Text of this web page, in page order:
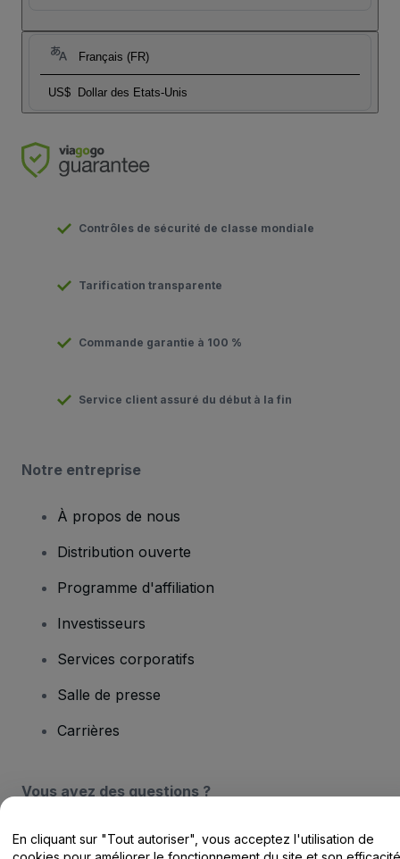
Français (FR)
US$ Dollar des Etats-Unis
Contrôles de sécurité de classe mondiale
Tarification transparente
Commande garantie à 100 %
Service client assuré du début à la fin
Notre entreprise
À propos de nous
Distribution ouverte
Programme d'affiliation
Investisseurs
Services corporatifs
Salle de presse
Carrières
Vous avez des questions ?
Centre d'assistance / Nous contacter
En cliquant sur "Tout autoriser", vous acceptez l'utilisation de